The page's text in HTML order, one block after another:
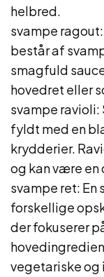
helbred.
svampe
består af
smagfuld
hovedret eller
svampe ravioli:
fyldt med en
krydderier.
og kan være
svampe ret: En
forskellige
der fokuserer
vegetariske og